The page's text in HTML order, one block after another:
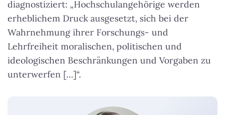
diagnostiziert: „Hochschulangehörige werden
erheblichem Druck ausgesetzt, sich bei der
Wahrnehmung ihrer Forschungs- und
Lehrfreiheit moralischen, politischen und
ideologischen Beschränkungen und Vorgaben zu
unterwerfen […]“.